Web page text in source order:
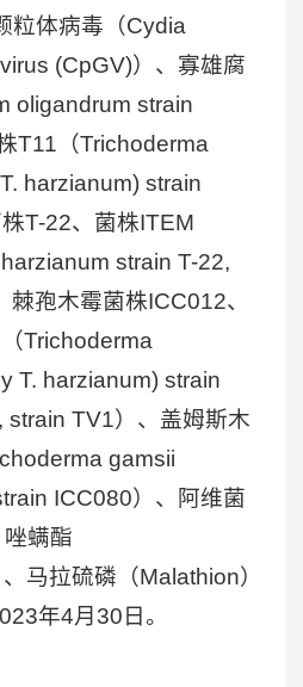
粒体病毒（Cydia
(CpGV)）、寡雄腐
oligandrum strain
T11（Trichoderma
harzianum) strain
T-22、菌株ITEM
strain T-22,
孢木霉菌株ICC012、
Trichoderma
T. harzianum) strain
strain TV1）、盖姆斯木
gamsii
ICC080）、阿维菌
螨酯
马拉硫磷（Malathion）
年4月30日。